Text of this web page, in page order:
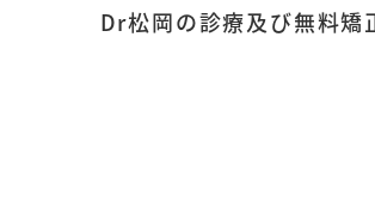
Dr松岡の診療及び無料矯